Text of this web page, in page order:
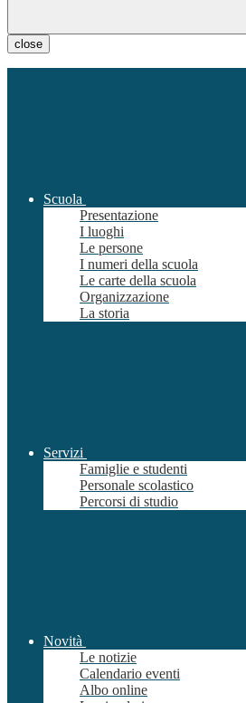
close
Scuola
Presentazione
I luoghi
Le persone
I numeri della scuola
Le carte della scuola
Organizzazione
La storia
Servizi
Famiglie e studenti
Personale scolastico
Percorsi di studio
Novità
Le notizie
Calendario eventi
Albo online